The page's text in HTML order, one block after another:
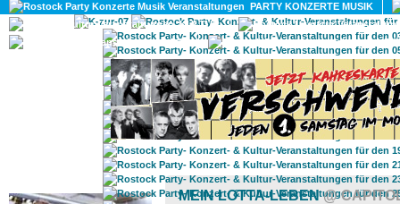
PARTY KONZERTE MUSIK
KULTUR
GAY
ROSTOCK TAGESTIPP
MEIN LOTTA-LEBEN@